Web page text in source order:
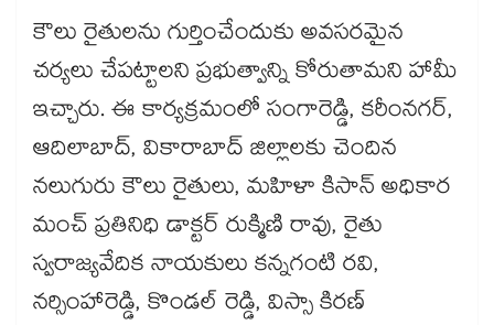
కౌలు రైతులను గుర్తించేందుకు అవసరమైన
చర్యలు చేపట్టాలని ప్రభుత్వాన్ని కోరుతామని హామీ
ఇచ్చారు. ఈ కార్యక్రమంలో సంగారెడ్డి, కరీంనగర్,
ఆదిలాబాద్, వికారాబాద్ జిల్లాలకు చెందిన
నలుగురు కౌలు రైతులు, మహిళా కిసాన్ అధికార
మంచ్ ప్రతినిధి డాక్టర్‌‌‌‌ రుక్మిణి రావు, రైతు
స్వరాజ్యవేదిక నాయకులు కన్నగంటి రవి,
నర్సింహారెడ్డి, కొండల్‌‌‌‌ ‌‌‌‌రెడ్డి, విస్సా కిరణ్‌‌‌‌